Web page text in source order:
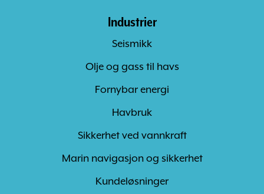
Industrier
Seismikk
Olje og gass til havs
Fornybar energi
Havbruk
Sikkerhet ved vannkraft
Marin navigasjon og sikkerhet
Kundeløsninger